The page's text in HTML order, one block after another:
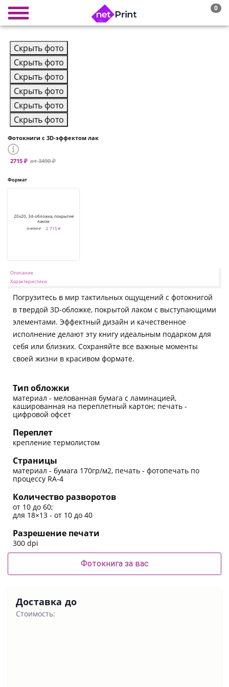
0
Скрыть фото
Скрыть фото
Скрыть фото
Скрыть фото
Скрыть фото
Скрыть фото
Фотокниги с 3D-эффектом лак
2715 ₽ от 3490 ₽
Формат
20x20, 3d-обложка, покрытие
лаком
3 490 ₽
2 715 ₽
Описание
Характеристики
Погрузитесь в мир тактильных ощущений с фотокнигой
в твердой 3D-обложке, покрытой лаком с выступающими
элементами. Эффектный дизайн и качественное
исполнение делают эту книгу идеальным подарком для
себя или близких. Сохраняйте все важные моменты
своей жизни в красивом формате.
Тип обложки
материал - мелованная бумага с ламинацией,
кашированная на переплетный картон; печать -
цифровой офсет
Переплет
крепление термолистом
Страницы
материал - бумага 170гр/м2, печать - фотопечать по
процессу RA-4
Количество разворотов
от 10 до 60;
для 18×13 - от 10 до 40
Разрешение печати
300 dpi
Фотокнига за вас
Доставка до
Стоимость: